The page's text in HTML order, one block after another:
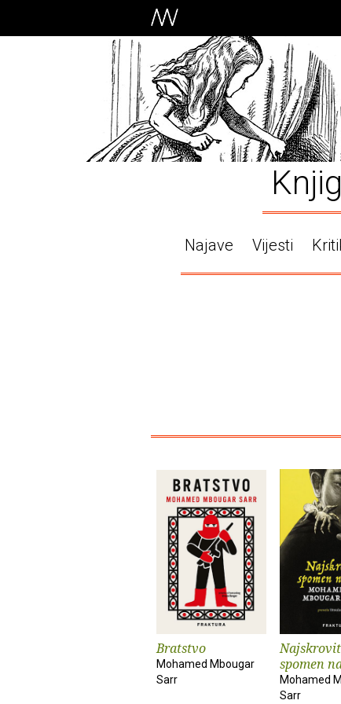
Najave Vijesti
Bratstvo
Mohamed Mbougar
Sarr
spomen
Mohamed
Sarr